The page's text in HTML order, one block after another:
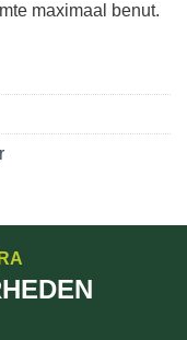
maximaal benut.